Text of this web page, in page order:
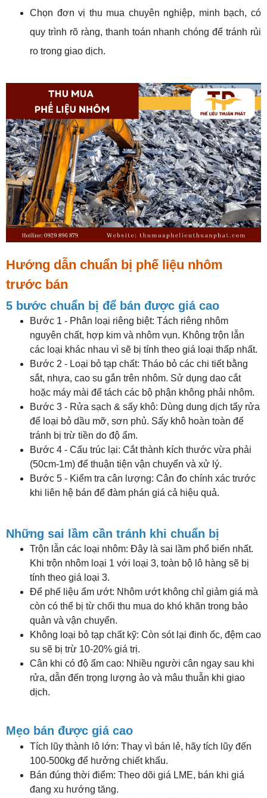
Chọn đơn vị thu mua chuyên nghiệp, minh bạch, có
quy trình rõ ràng, thanh toán nhanh chóng để tránh rủi
ro trong giao dịch.
Hướng dẫn chuẩn bị phế liệu nhôm
trước bán
5 bước chuẩn bị để bán được giá cao
Bước 1 - Phân loại riêng biệt: Tách riêng nhôm
nguyên chất, hợp kim và nhôm vụn. Không trộn lẫn
các loại khác nhau vì sẽ bị tính theo giá loại thấp nhất.
Bước 2 - Loại bỏ tạp chất: Tháo bỏ các chi tiết bằng
sắt, nhựa, cao su gắn trên nhôm. Sử dụng dao cắt
hoặc máy mài để tách các bộ phận không phải nhôm.
Bước 3 - Rửa sạch & sấy khô: Dùng dung dịch tẩy rửa
để loại bỏ dầu mỡ, sơn phủ. Sấy khô hoàn toàn để
tránh bị trừ tiền do độ ẩm.
Bước 4 - Cấu trúc lại: Cắt thành kích thước vừa phải
(50cm-1m) để thuận tiện vận chuyển và xử lý.
Bước 5 - Kiểm tra cân lượng: Cân đo chính xác trước
khi liên hệ bán để đàm phán giá cả hiệu quả.
Những sai lầm cần tránh khi chuẩn bị
Trộn lẫn các loại nhôm: Đây là sai lầm phổ biến nhất.
Khi trộn nhôm loại 1 với loại 3, toàn bộ lô hàng sẽ bị
tính theo giá loại 3.
Để phế liệu ẩm ướt: Nhôm ướt không chỉ giảm giá mà
còn có thể bị từ chối thu mua do khó khăn trong bảo
quản và vận chuyển.
Không loại bỏ tạp chất kỹ: Còn sót lại đinh ốc, đệm cao
su sẽ bị trừ 10-20% giá trị.
Cân khi có độ ẩm cao: Nhiều người cân ngay sau khi
rửa, dẫn đến trọng lượng ảo và mâu thuẫn khi giao
dịch.
Mẹo bán được giá cao
Tích lũy thành lô lớn: Thay vì bán lẻ, hãy tích lũy đến
100-500kg để hưởng chiết khấu.
Bán đúng thời điểm: Theo dõi giá LME, bán khi giá
đang xu hướng tăng.